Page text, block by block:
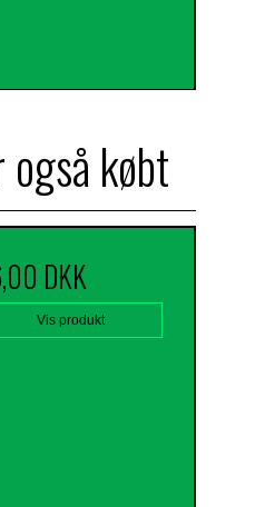
købt
DKK
Vis produkt